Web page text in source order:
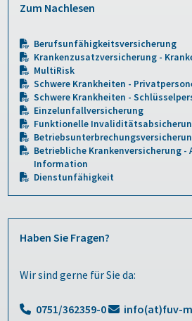
Zum Nachlesen
Berufsunfähigkeitsversicherung
Krankenzusatzversicherung -
MultiRisk
Schwere Krankheiten -
Schwere Krankheiten -
Einzelunfallversicherung
Funktionelle
Betriebliche Krankenversicherung -
Information
Dienstunfähigkeit
Haben Sie Fragen?
Wir sind gerne für Sie da:
0751/362359-0 info(at)fuv-